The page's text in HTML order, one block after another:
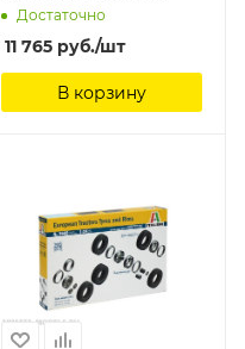
Достаточно
11 765руб./шт
В корзину